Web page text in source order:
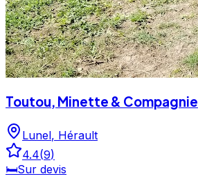
Toutou, Minette & Compagnie
Lunel, Hérault
4.4(9)
🛏️Sur devis